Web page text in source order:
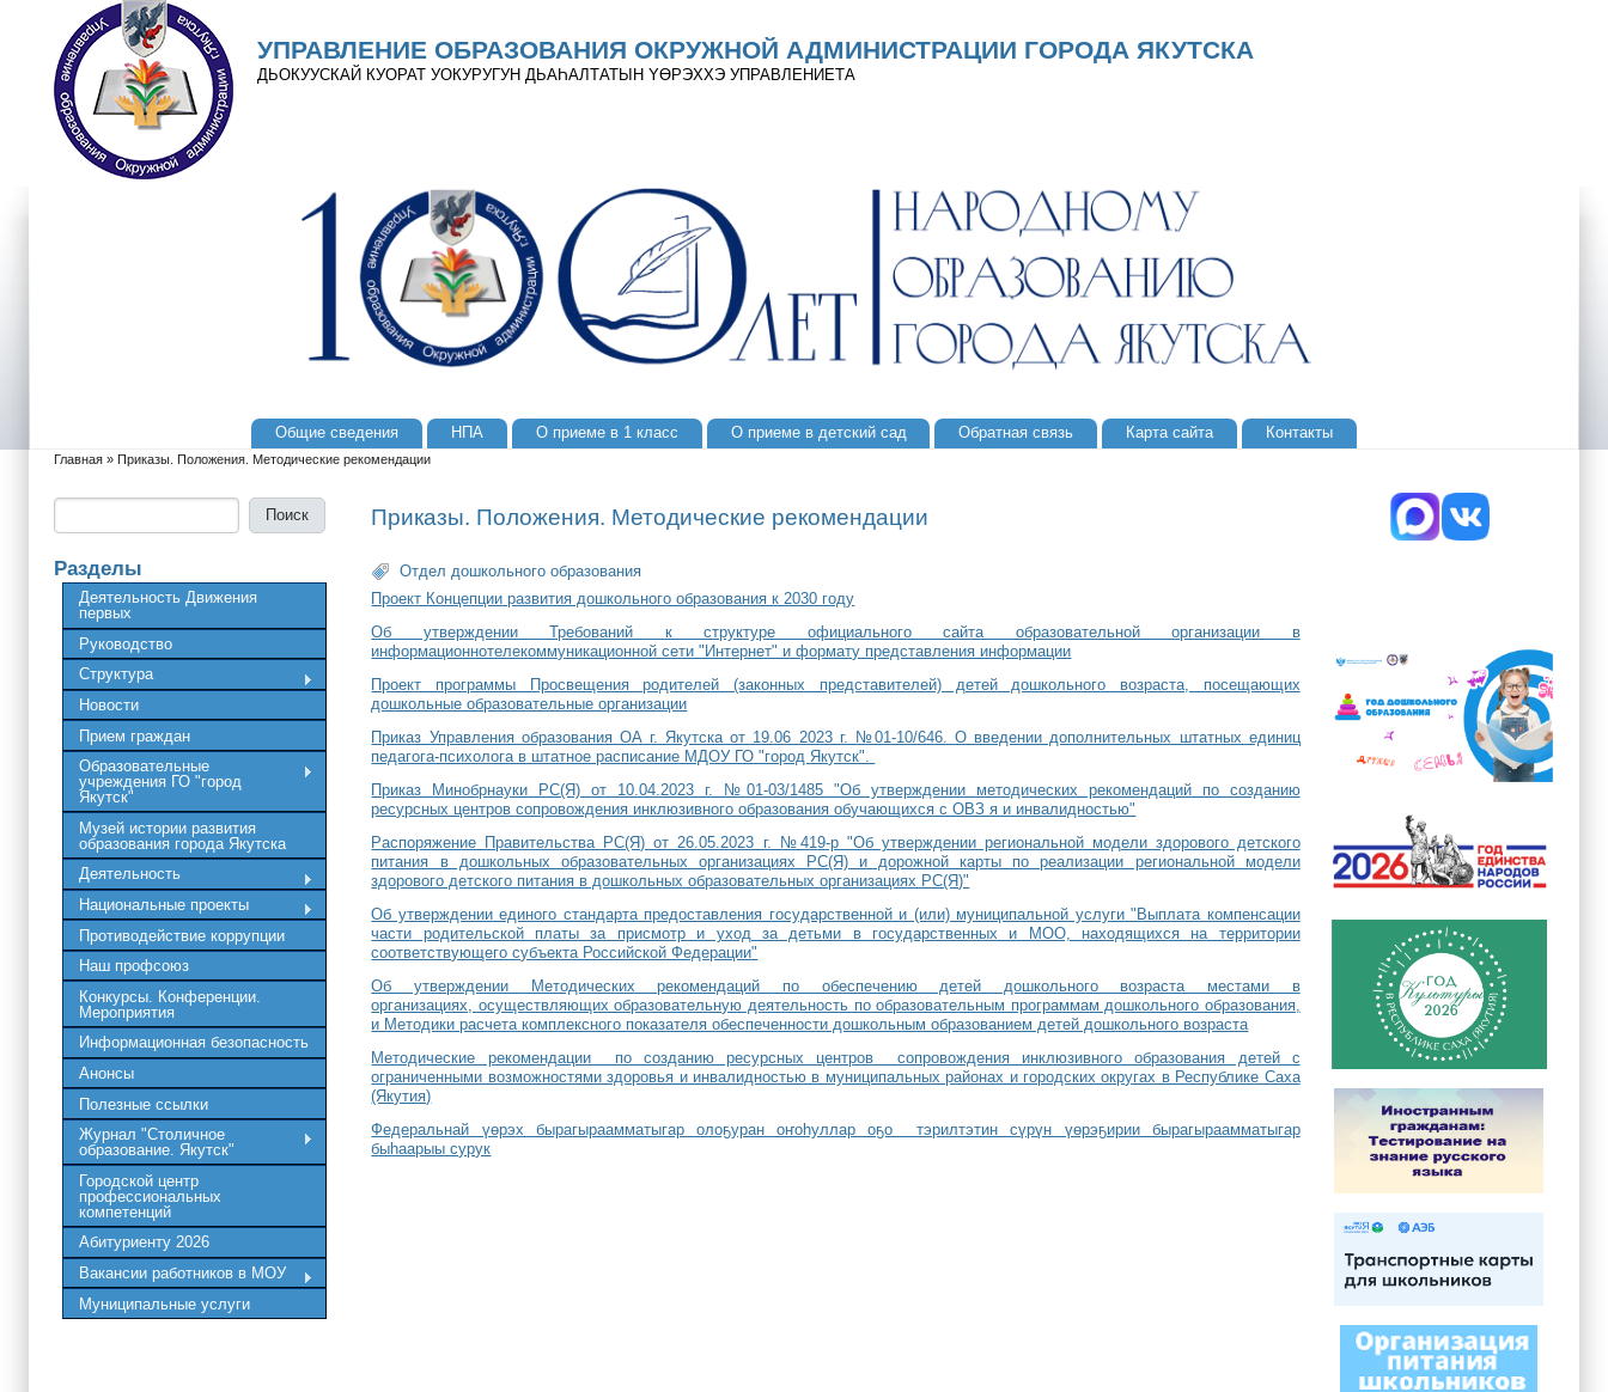
Перейти к основному содержанию
Skip to search
УПРАВЛЕНИЕ ОБРАЗОВАНИЯ ОКРУЖНОЙ АДМИНИСТРАЦИИ ГОРОДА ЯКУТСКА
ДЬОКУУСКАЙ КУОРАТ УОКУРУГУН ДЬАҺАЛТАТЫН YӨРЭХХЭ УПРАВЛЕНИЕТА
Общие сведения НПА О приеме в 1 класс О приеме в детский сад Обратная связь Карта сайта Контакты
Вы здесь
Главная » Приказы. Положения. Методические рекомендации
Разделы
Деятельность Движения
первых
Руководство
Структура
Новости
Прием граждан
Образовательные
учреждения ГО "город
Якутск"
Музей истории развития
образования города Якутска
Деятельность
Национальные проекты
Противодействие коррупции
Наш профсоюз
Конкурсы. Конференции.
Мероприятия
Информационная безопасность
Анонсы
Полезные ссылки
Журнал "Столичное
образование. Якутск"
Городской центр
профессиональных
компетенций
Абитуриенту 2026
Вакансии работников в МОУ
Муниципальные услуги
Приказы. Положения. Методические рекомендации
Отдел дошкольного образования
Проект Концепции развития дошкольного образования к 2030 году
Об утверждении Требований к структуре официального сайта образовательной организации в
информационнотелекоммуникационной сети "Интернет" и формату представления информации
Проект программы Просвещения родителей (законных представителей) детей дошкольного возраста, посещающих
дошкольные образовательные организации
Приказ Управления образования ОА г. Якутска от 19.06 2023 г. №01-10/646.О введении дополнительных штатных единиц
педагога-психолога в штатное расписание МДОУ ГО "город Якутск".
Приказ Минобрнауки РС(Я) от 10.04.2023 г. №01-03/1485 "Об утверждении методических рекомендаций по созданию
ресурсных центров сопровождения инклюзивного образования обучающихся с ОВЗ я и инвалидностью"
Распоряжение Правительства РС(Я) от 26.05.2023 г. №419-р "Об утверждении региональной модели здорового детского
питания в дошкольных образовательных организациях РС(Я) и дорожной карты по реализации региональной модели
здорового детского питания в дошкольных образовательных организациях РС(Я)"
Об утверждении единого стандарта предоставления государственной и (или) муниципальной услуги "Выплата компенсации
части родительской платы за присмотр и уход за детьми в государственных и МОО, находящихся на территории
соответствующего субъекта Российской Федерации"
Об утверждении Методических рекомендаций по обеспечению детей дошкольного возраста местами в
организациях, осуществляющих образовательную деятельность по образовательным программам дошкольного образования,
и Методики расчета комплексного показателя обеспеченности дошкольным образованием детей дошкольного возраста
Методические рекомендации по созданию ресурсных центров сопровождения инклюзивного образования детей с
ограниченными возможностями здоровья и инвалидностью в муниципальных районах и городских округах в Республике Саха
(Якутия)
Федеральнай үөрэх бырагыраамматыгар олоҕуран оҥоһуллар оҕо тэрилтэтин сүрүн үөрэҕирии бырагыраамматыгар
быһаарыы сурук